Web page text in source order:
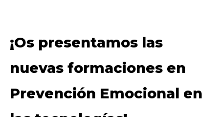
¡Os presentamos las
nuevas formaciones en
Prevención Emocional en